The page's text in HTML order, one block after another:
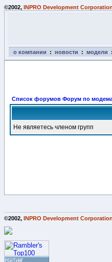
©2002, INPRO Development Corporation
о компании : новости : модели
Список форумов Форум по
Не являетесь членом групп
©2002, INPRO Development Corporation